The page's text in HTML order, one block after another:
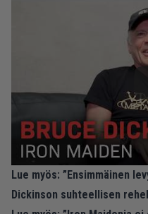
Lue myös: ”Ensimmäinen
Dickinson suhteellisen